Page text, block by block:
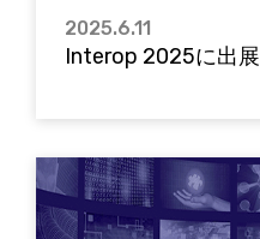
2025.6.11
Interop 2025に出展